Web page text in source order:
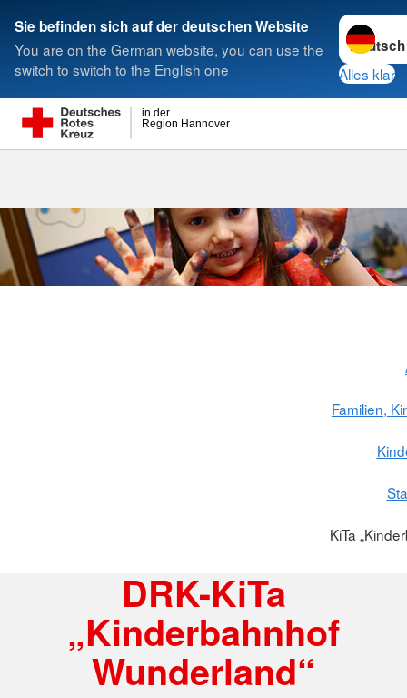
Sie befinden sich auf der deutschen Website
You are on the German website, you can use the
switch to switch to the English one
Sprache
Alles klar
Region Hannover
in der
Suche
Familien,
KiTa
DRK-KiTa
„Kinderbahnhof
Wunderland“